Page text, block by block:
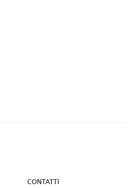
CONTATTI